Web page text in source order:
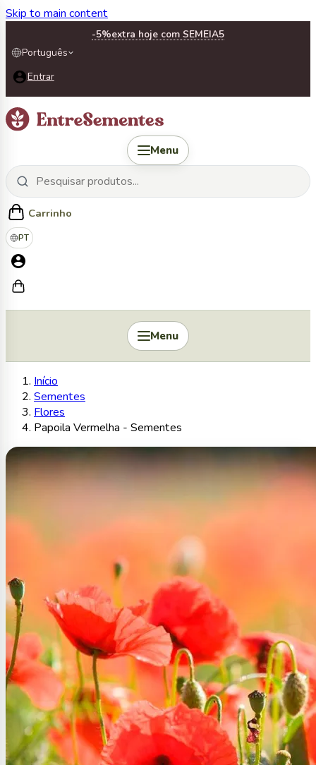
Skip to main content
-5%extra hoje com SEMEIA5
Português
Entrar
Menu
Carrinho
PT
Menu
Início
Sementes
Flores
Papoila Vermelha - Sementes